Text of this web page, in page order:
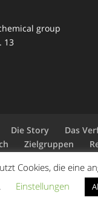
group
13
Die Story
Das
Zielgruppen
by Holger Cordelair
Cookies, die eine
Einstellungen